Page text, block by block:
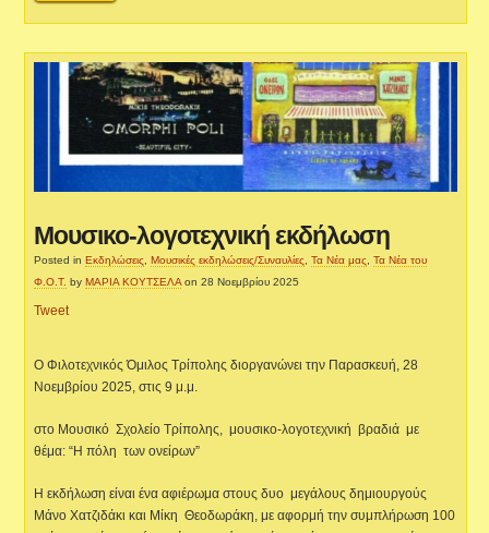
Μουσικο-λογοτεχνική εκδήλωση
Posted inΕκδηλώσεις ,Μουσικές εκδηλώσεις/Συναυλίες ,Τα Νέα μας ,Τα Νέα του
Φ.Ο.Τ. byΜΑΡΙΑ ΚΟΥΤΣΕΛΑ on 28 Νοεμβρίου 2025
Tweet
Ο Φιλοτεχνικός Όμιλος Τρίπολης διοργανώνει την Παρασκευή, 28
Νοεμβρίου 2025, στις 9 μ.μ.
στο Μουσικό Σχολείο Τρίπολης, μουσικο-λογοτεχνική βραδιά με
θέμα: “Η πόλη των ονείρων”
Η εκδήλωση είναι ένα αφιέρωμα στους δυο μεγάλους δημιουργούς
Μάνο Χατζιδάκι και Μίκη Θεοδωράκη, με αφορμή την συμπλήρωση 100